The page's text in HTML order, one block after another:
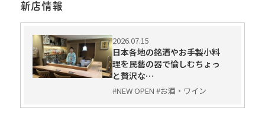
新店情報
2026.07.15
日本各地の銘酒やお手製小料
理を民藝の器で愉しむちょっ
と贅沢な…
#NEW OPEN #お酒・ワイン